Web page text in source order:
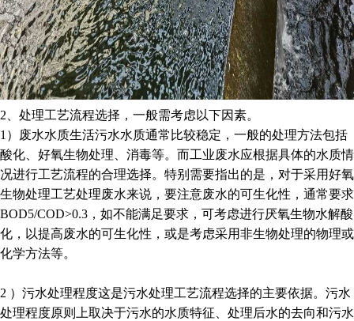
2、处理工艺流程选择，一般需考虑以下因素。
1）废水水质生活污水水质通常比较稳定，一般的处理方法包括
酸化、好氧生物处理、消毒等。而工业废水应根据具体的水质情
况进行工艺流程的合理选择。特别需要指出的是，对于采用好氧
生物处理工艺处理废水来说，要注意废水的可生化性，通常要求
BOD5/COD>0.3，如不能满足要求，可考虑进行厌氧生物水解酸
化，以提高废水的可生化性，或是考虑采用非生物处理的物理或
化学方法等。
2 ）污水处理程度这是污水处理工艺流程选择的主要依据。污水
处理程度原则上取决于污水的水质特征、处理后水的去向和污水